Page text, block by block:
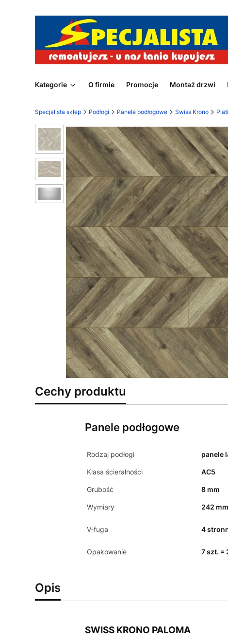
Kategorie O firmie Promocje Montaż drzwi
Specjalista sklep Podłogi Panele podłogowe Swiss Krono
Cechy produktu
Panele podłogowe
Rodzaj podłogi panele
Klasa ścieralności AC5
Grubość 8 mm
Wymiary 242
V-fuga 4
Opakowanie 7 szt. =
Opis
SWISS KRONO PALOMA